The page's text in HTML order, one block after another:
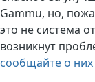
Gammu, но,
это не система
возникнут
сообщайте о них